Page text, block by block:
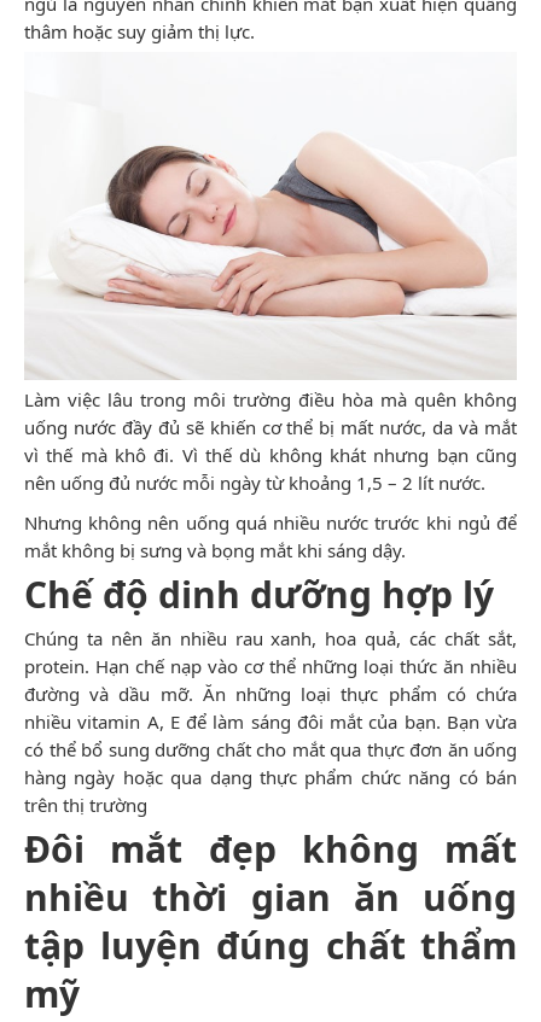
thâm hoặc suy giảm thị lực.
Làm việc lâu trong môi trường điều hòa mà quên không
uống nước đầy đủ sẽ khiến cơ thể bị mất nước, da và mắt
vì thế mà khô đi. Vì thế dù không khát nhưng bạn cũng
nên uống đủ nước mỗi ngày từ khoảng 1,5 – 2 lít nước.
Nhưng không nên uống quá nhiều nước trước khi ngủ để
mắt không bị sưng và bọng mắt khi sáng dậy.
Chế độ dinh dưỡng hợp lý
Chúng ta nên ăn nhiều rau xanh, hoa quả, các chất sắt,
protein. Hạn chế nạp vào cơ thể những loại thức ăn nhiều
đường và dầu mỡ. Ăn những loại thực phẩm có chứa
nhiều vitamin A, E để làm sáng đôi mắt của bạn. Bạn vừa
có thể bổ sung dưỡng chất cho mắt qua thực đơn ăn uống
hàng ngày hoặc qua dạng thực phẩm chức năng có bán
trên thị trường
Đôi mắt đẹp không mất
nhiều thời gian ăn uống
tập luyện đúng chất thẩm
mỹ